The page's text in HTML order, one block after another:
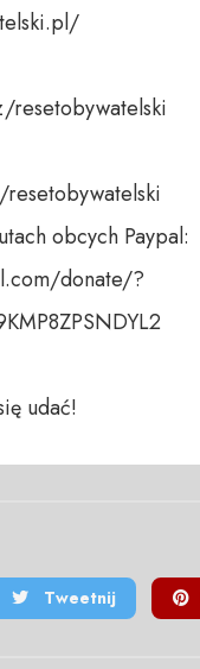
obcych Paypal:
donate/?
udać!
Tweetnij